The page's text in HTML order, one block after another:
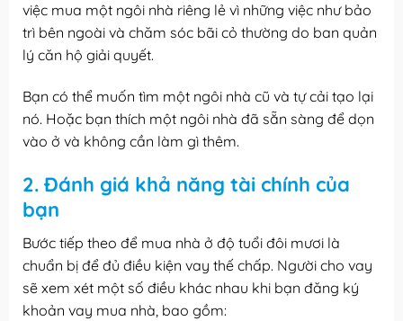
việc mua một ngôi nhà riêng lẻ vì những việc như bảo
trì bên ngoài và chăm sóc bãi cỏ thường do ban quản
lý căn hộ giải quyết.
Bạn có thể muốn tìm một ngôi nhà cũ và tự cải tạo lại
nó. Hoặc bạn thích một ngôi nhà đã sẵn sàng để dọn
vào ở và không cần làm gì thêm.
2. Đánh giá khả năng tài chính của
bạn
Bước tiếp theo để mua nhà ở độ tuổi đôi mươi là
chuẩn bị để đủ điều kiện vay thế chấp. Người cho vay
sẽ xem xét một số điều khác nhau khi bạn đăng ký
khoản vay mua nhà, bao gồm: